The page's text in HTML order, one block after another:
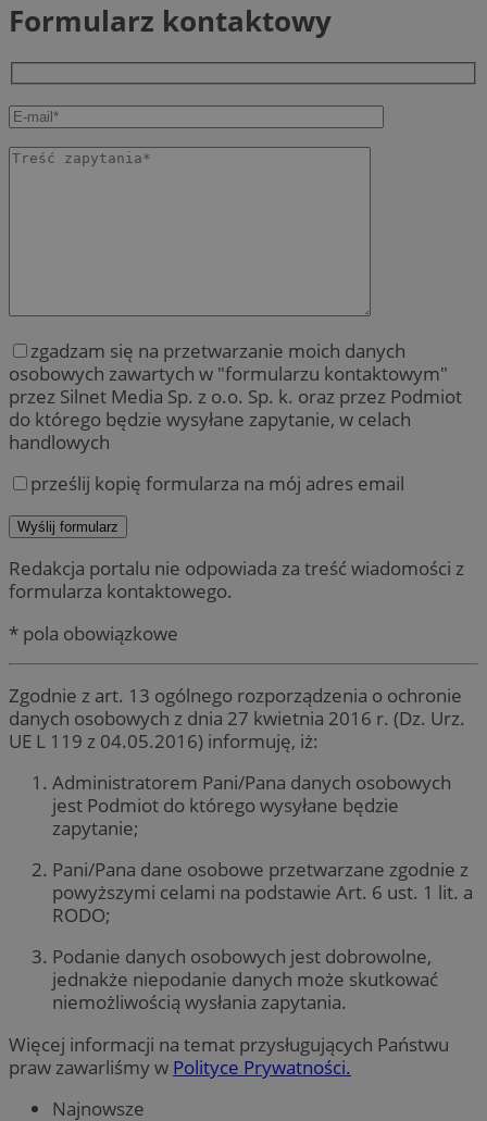
Formularz kontaktowy
zgadzam się na przetwarzanie moich danych
osobowych zawartych w "formularzu kontaktowym"
przez Silnet Media Sp. z o.o. Sp. k. oraz przez Podmiot
do którego będzie wysyłane zapytanie, w celach
handlowych
prześlij kopię formularza na mój adres email
Redakcja portalu nie odpowiada za treść wiadomości z
formularza kontaktowego.
* pola obowiązkowe
Zgodnie z art. 13 ogólnego rozporządzenia o ochronie
danych osobowych z dnia 27 kwietnia 2016 r. (Dz. Urz.
UE L 119 z 04.05.2016) informuję, iż:
Administratorem Pani/Pana danych osobowych
jest Podmiot do którego wysyłane będzie
zapytanie;
Pani/Pana dane osobowe przetwarzane zgodnie z
powyższymi celami na podstawie Art. 6 ust. 1 lit. a
RODO;
Podanie danych osobowych jest dobrowolne,
jednakże niepodanie danych może skutkować
niemożliwością wysłania zapytania.
Więcej informacji na temat przysługujących Państwu
praw zawarliśmy w Polityce Prywatności.
Najnowsze